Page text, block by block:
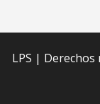
LPS |